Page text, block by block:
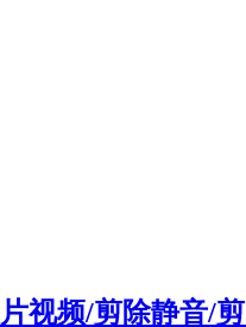
视频/剪除静音/